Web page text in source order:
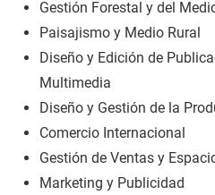
Gestión Forestal y del
Paisajismo y Medio Rural
Diseño y Edición de
Multimedia
Diseño y Gestión de la
Comercio Internacional
Gestión de Ventas y
Marketing y Publicidad